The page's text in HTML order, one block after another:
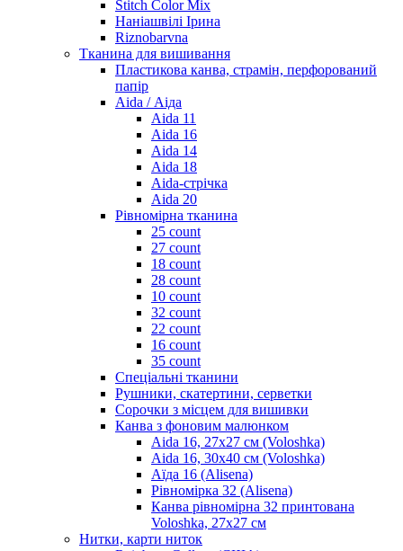
Stitch Color Mix
Наніашвілі Ірина
Riznobarvna
Тканина для вишивання
Пластикова канва, страмін, перфорований
папір
Aida / Аіда
Aida 11
Aida 16
Aida 14
Aida 18
Aida-стрічка
Aida 20
Рівномірна тканина
25 count
27 count
18 count
28 count
10 count
32 count
22 count
16 count
35 count
Спеціальні тканини
Рушники, скатертини, серветки
Сорочки з місцем для вишивки
Канва з фоновим малюнком
Aida 16, 27х27 см (Voloshka)
Aida 16, 30х40 см (Voloshka)
Аїда 16 (Alisena)
Рівномірка 32 (Alisena)
Канва рівномірна 32 принтована
Voloshka, 27х27 см
Нитки, карти ниток